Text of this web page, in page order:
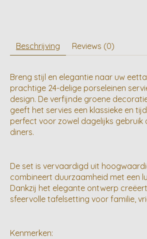
Beschrijving Reviews (0)
Breng stijl en elegantie naar uw
prachtige 24-delige porseleinen
design. De verfijnde groene
geeft het servies een klassieke en
perfect voor zowel dagelijks gebruik
diners.
De set is vervaardigd uit
combineert duurzaamheid met een
Dankzij het elegante ontwerp
sfeervolle tafelsetting voor familie,
Kenmerken: